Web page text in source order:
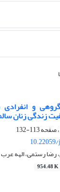
و
زندگی زنان
113-132
رضا رستمی، الهه
954.48 K